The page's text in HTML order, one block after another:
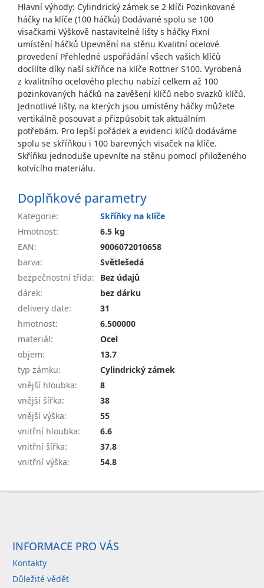
Hlavní výhody: Cylindrický zámek se 2 klíči Pozinkované
háčky na klíče (100 háčků) Dodávané spolu se 100
visačkami Výškově nastavitelné lišty s háčky Fixní
umístění háčků Upevnění na stěnu Kvalitní ocelové
provedení Přehledné uspořádání všech vašich klíčů
docílíte díky naší skříňce na klíče Rottner S100. Vyrobená
z kvalitního ocelového plechu nabízí celkem až 100
pozinkovaných háčků na zavěšení klíčů nebo svazků klíčů.
Jednotlivé lišty, na kterých jsou umístěny háčky můžete
vertikálně posouvat a přizpůsobit tak aktuálním
potřebám. Pro lepší pořádek a evidenci klíčů dodáváme
spolu se skříňkou i 100 barevných visaček na klíče.
Skříňku jednoduše upevníte na stěnu pomocí přiloženého
kotvícího materiálu.
Doplňkové parametry
Kategorie:
Skříňky na klíče
Hmotnost:
6.5 kg
EAN:
9006072010658
barva:
Světlešedá
bezpečnostní třída:
Bez údajů
dárek:
bez dárku
delivery date:
31
hmotnost:
6.500000
materiál:
Ocel
objem:
13.7
typ zámku:
Cylindrický zámek
vnější hloubka:
8
vnější šířka:
38
vnější výška:
55
vnitřní hloubka:
6.6
vnitřní šířka:
37.8
vnitřní výška: 54.8
INFORMACE PRO VÁS
Kontakty
Důležité vědět